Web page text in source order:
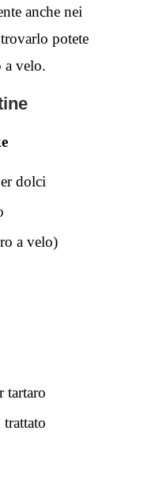
anche nei
potete
a velo.
dolci
a velo)
tartaro